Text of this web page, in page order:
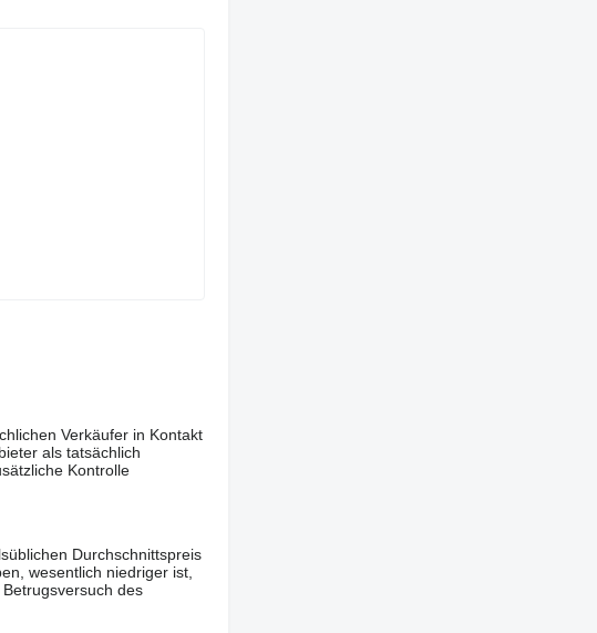
Verkäufer in Kontakt
als tatsächlich
Kontrolle
Durchschnittspreis
wesentlich niedriger ist,
des